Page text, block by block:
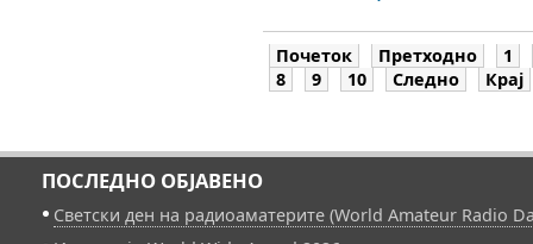
Почеток Претходно
1
8
9 10 Следно Крај
ПОСЛЕДНО ОБЈАВЕНО
Светски ден на радиоаматерите (World Amateur Radio